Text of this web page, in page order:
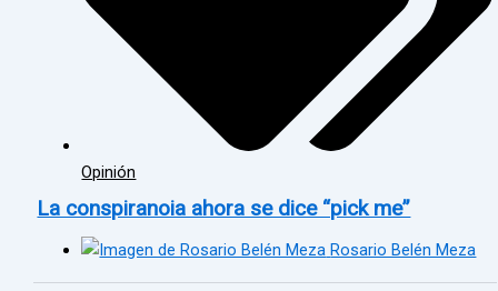
Opinión
La conspiranoia ahora se dice “pick me”
Rosario Belén Meza